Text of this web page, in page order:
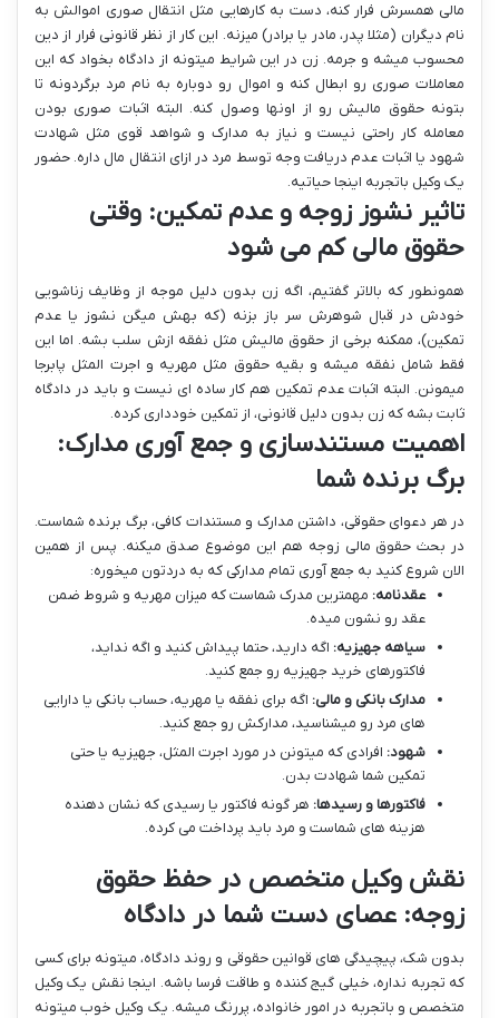
مالی همسرش فرار کنه، دست به کارهایی مثل انتقال صوری اموالش به
نام دیگران (مثلا پدر، مادر یا برادر) میزنه. این کار از نظر قانونی فرار از دین
محسوب میشه و جرمه. زن در این شرایط میتونه از دادگاه بخواد که این
معاملات صوری رو ابطال کنه و اموال رو دوباره به نام مرد برگردونه تا
بتونه حقوق مالیش رو از اونها وصول کنه. البته اثبات صوری بودن
معامله کار راحتی نیست و نیاز به مدارک و شواهد قوی مثل شهادت
شهود یا اثبات عدم دریافت وجه توسط مرد در ازای انتقال مال داره. حضور
یک وکیل باتجربه اینجا حیاتیه.
تاثیر نشوز زوجه و عدم تمکین: وقتی
حقوق مالی کم می شود
همونطور که بالاتر گفتیم، اگه زن بدون دلیل موجه از وظایف زناشویی
خودش در قبال شوهرش سر باز بزنه (که بهش میگن نشوز یا عدم
تمکین)، ممکنه برخی از حقوق مالیش مثل نفقه ازش سلب بشه. اما این
فقط شامل نفقه میشه و بقیه حقوق مثل مهریه و اجرت المثل پابرجا
میمونن. البته اثبات عدم تمکین هم کار ساده ای نیست و باید در دادگاه
ثابت بشه که زن بدون دلیل قانونی، از تمکین خودداری کرده.
اهمیت مستندسازی و جمع آوری مدارک:
برگ برنده شما
در هر دعوای حقوقی، داشتن مدارک و مستندات کافی، برگ برنده شماست.
در بحث حقوق مالی زوجه هم این موضوع صدق میکنه. پس از همین
الان شروع کنید به جمع آوری تمام مدارکی که به دردتون میخوره:
عقدنامه: مهمترین مدرک شماست که میزان مهریه و شروط ضمن
عقد رو نشون میده.
سیاهه جهیزیه: اگه دارید، حتما پیداش کنید و اگه نداید،
فاکتورهای خرید جهیزیه رو جمع کنید.
مدارک بانکی و مالی: اگه برای نفقه یا مهریه، حساب بانکی یا دارایی
های مرد رو میشناسید، مدارکش رو جمع کنید.
شهود: افرادی که میتونن در مورد اجرت المثل، جهیزیه یا حتی
تمکین شما شهادت بدن.
فاکتورها و رسیدها: هر گونه فاکتور یا رسیدی که نشان دهنده
هزینه های شماست و مرد باید پرداخت می کرده.
نقش وکیل متخصص در حفظ حقوق
زوجه: عصای دست شما در دادگاه
بدون شک، پیچیدگی های قوانین حقوقی و روند دادگاه، میتونه برای کسی
که تجربه نداره، خیلی گیج کننده و طاقت فرسا باشه. اینجا نقش یک وکیل
متخصص و باتجربه در امور خانواده، پررنگ میشه. یک وکیل خوب میتونه